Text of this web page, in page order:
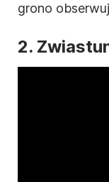
grono
2.